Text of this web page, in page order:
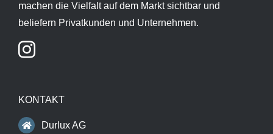
machen die Vielfalt auf dem Markt sichtbar und
beliefern Privatkunden und Unternehmen.
KONTAKT
Durlux AG